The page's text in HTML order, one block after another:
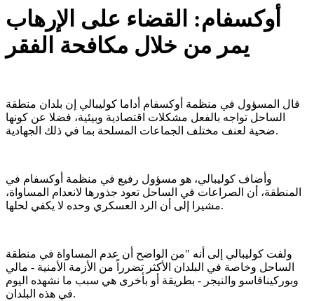
أوكسفام: القضاء على الإرهاب
يمر من خلال مكافحة الفقر
قال المسؤول في منظمة أوكسفام أداما كوليبالي إن بلدان منطقة
الساحل تواجه بالفعل مشكلات اقتصادية وبيئية، فضلا عن كونها
ضحية لعنف مختلف الجماعات المسلحة بما في ذلك الجهادية.
وأضاف كوليبالي، هو مسؤول رفيع في منظمة أوكسفام في
المنطقة، أن الصراعات في الساحل تعود جذورها لانعدام المساواة،
مشيرا إلى أن الرد العسكري وحده لا يكفي لحلها.
ولفت كوليبالي إلى أنه "من الواضح أن عدم المساواة في منطقة
الساحل وخاصة في البلدان الأكثر تضرراً من الأزمة الأمنية - مالي
وبوركينافاسو والنيجر - بطريقة أو بأخرى هي سبب ما نشهده اليوم
في هذه البلدان.